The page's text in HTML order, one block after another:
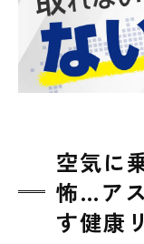
空気に
怖…ア
す健康